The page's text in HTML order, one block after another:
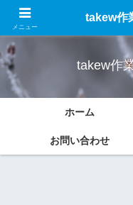
作業療法についての勉強した
takew作
ホーム
お問い合わせ
メニュー
takew作